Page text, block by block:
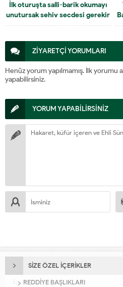
İlk oturuşta salli-barik okumayı
unutursak sehiv secdesi gerekir
mi?
ZİYARETÇİ YORUMLARI
Henüz yorum yapılmamış. İlk yorumu
yapabilirsiniz.
YORUM YAPABİLİRSİNİZ
SİZE ÖZEL İÇERİKLER
REDDİYE BAŞLIKLARI